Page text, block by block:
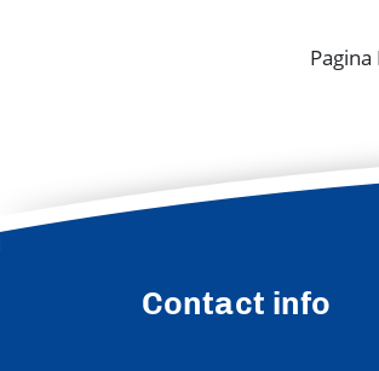
Contact info